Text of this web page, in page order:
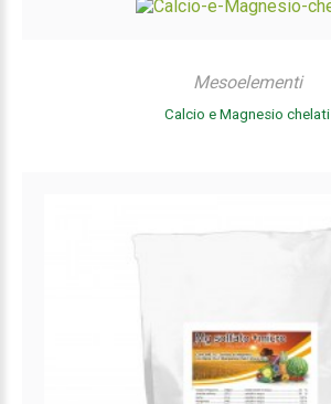
Mesoelementi
Calcio e Magnesio chelati